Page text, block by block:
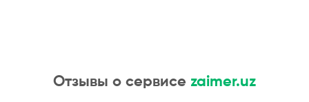
Отзывы о сервисе zaimer.uz